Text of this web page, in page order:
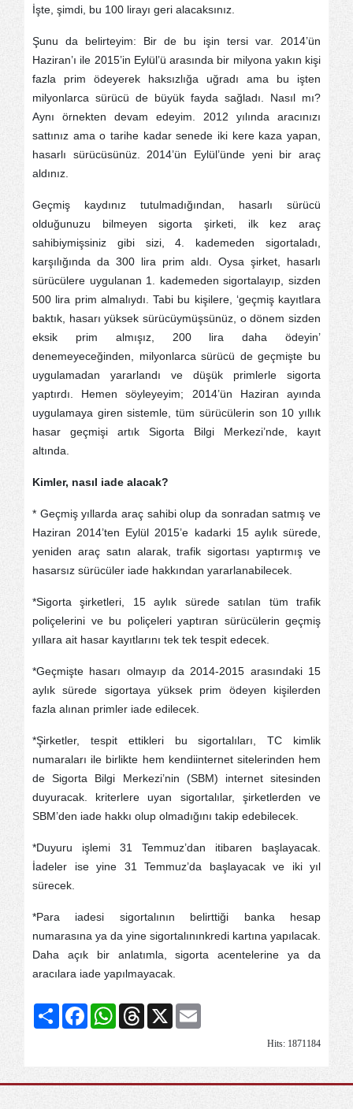
İşte, şimdi, bu 100 lirayı geri alacaksınız.
Şunu da belirteyim: Bir de bu işin tersi var. 2014’ün
Haziran’ı ile 2015’in Eylül’ü arasında bir milyona yakın kişi
fazla prim ödeyerek haksızlığa uğradı ama bu işten
milyonlarca sürücü de büyük fayda sağladı. Nasıl mı?
Aynı örnekten devam edeyim. 2012 yılında aracınızı
sattınız ama o tarihe kadar senede iki kere kaza yapan,
hasarlı sürücüsünüz. 2014’ün Eylül’ünde yeni bir araç
aldınız.
Geçmiş kaydınız tutulmadığından, hasarlı sürücü
olduğunuzu bilmeyen sigorta şirketi, ilk kez araç
sahibiymişsiniz gibi sizi, 4. kademeden sigortaladı,
karşılığında da 300 lira prim aldı. Oysa şirket, hasarlı
sürücülere uygulanan 1. kademeden sigortalayıp, sizden
500 lira prim almalıydı. Tabi bu kişilere, ‘geçmiş kayıtlara
baktık, hasarı yüksek sürücüymüşsünüz, o dönem sizden
eksik prim almışız, 200 lira daha ödeyin’
denemeyeceğinden, milyonlarca sürücü de geçmişte bu
uygulamadan yararlandı ve düşük primlerle sigorta
yaptırdı. Hemen söyleyeyim; 2014’ün Haziran ayında
uygulamaya giren sistemle, tüm sürücülerin son 10 yıllık
hasar geçmişi artık Sigorta Bilgi Merkezi’nde, kayıt
altında.
Kimler, nasıl iade alacak?
* Geçmiş yıllarda araç sahibi olup da sonradan satmış ve
Haziran 2014’ten Eylül 2015’e kadarki 15 aylık sürede,
yeniden araç satın alarak, trafik sigortası yaptırmış ve
hasarsız sürücüler iade hakkından yararlanabilecek.
*Sigorta şirketleri, 15 aylık sürede satılan tüm trafik
poliçelerini ve bu poliçeleri yaptıran sürücülerin geçmiş
yıllara ait hasar kayıtlarını tek tek tespit edecek.
*Geçmişte hasarı olmayıp da 2014-2015 arasındaki 15
aylık sürede sigortaya yüksek prim ödeyen kişilerden
fazla alınan primler iade edilecek.
*Şirketler, tespit ettikleri bu sigortalıları, TC kimlik
numaraları ile birlikte hem kendiinternet sitelerinden hem
de Sigorta Bilgi Merkezi’nin (SBM) internet sitesinden
duyuracak. kriterlere uyan sigortalılar, şirketlerden ve
SBM’den iade hakkı olup olmadığını takip edebilecek.
*Duyuru işlemi 31 Temmuz’dan itibaren başlayacak.
İadeler ise yine 31 Temmuz’da başlayacak ve iki yıl
sürecek.
*Para iadesi sigortalının belirttiği banka hesap
numarasına ya da yine sigortalınınkredi kartına yapılacak.
Daha açık bir anlatımla, sigorta acentelerine ya da
aracılara iade yapılmayacak.
Share FacebookWhatsAppThreads
X
Hits: 1871184